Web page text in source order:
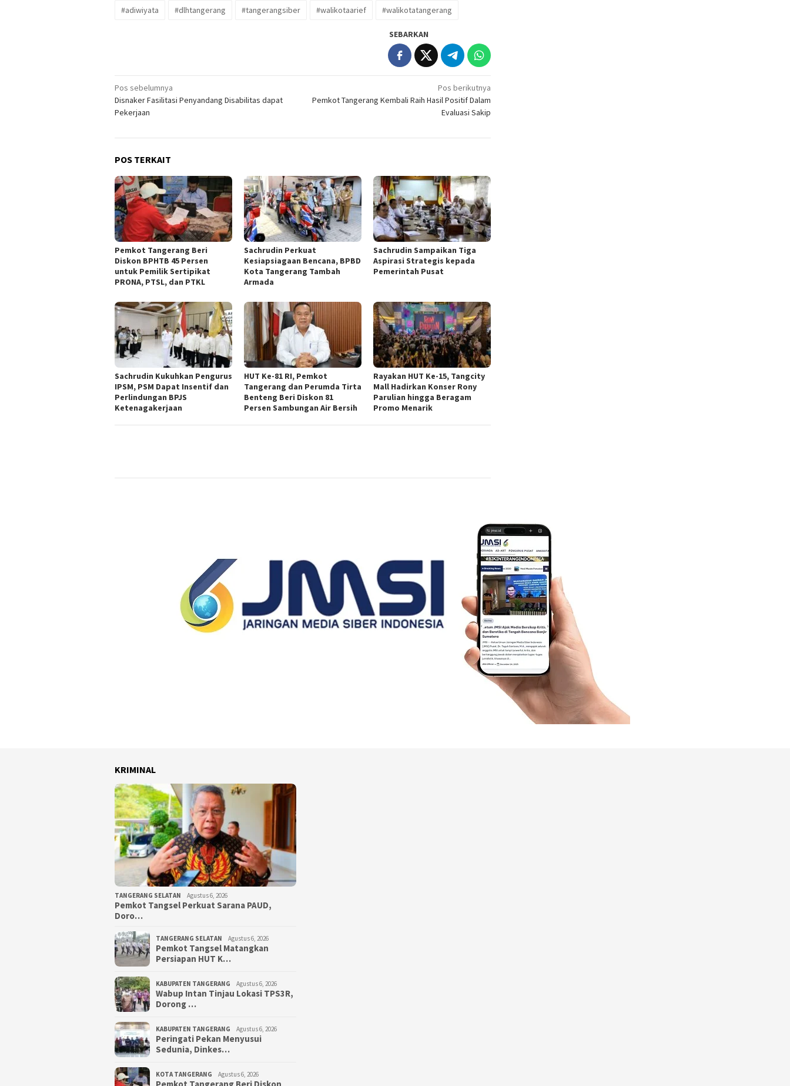
#adiwiyata #dlhtangerang #tangerangsiber #walikotaarief #walikotatangerang
SEBARKAN
Navigasi
pos
Pos sebelumnya
Disnaker Fasilitasi Penyandang Disabilitas dapat
Pekerjaan
Pos berikutnya
Pemkot Tangerang Kembali Raih Hasil Positif Dalam
Evaluasi Sakip
POS TERKAIT
Pemkot Tangerang Beri
Diskon BPHTB 45 Persen
untuk Pemilik Sertipikat
PRONA, PTSL, dan PTKL
Sachrudin Perkuat
Kesiapsiagaan Bencana, BPBD
Kota Tangerang Tambah
Armada
Sachrudin Sampaikan Tiga
Aspirasi Strategis kepada
Pemerintah Pusat
Sachrudin Kukuhkan Pengurus
IPSM, PSM Dapat Insentif dan
Perlindungan BPJS
Ketenagakerjaan
HUT Ke-81 RI, Pemkot
Tangerang dan Perumda Tirta
Benteng Beri Diskon 81
Persen Sambungan Air Bersih
Rayakan HUT Ke-15, Tangcity
Mall Hadirkan Konser Rony
Parulian hingga Beragam
Promo Menarik
KRIMINAL
TANGERANG SELATAN Agustus 6, 2026
Pemkot Tangsel Perkuat Sarana PAUD,
Doro…
TANGERANG SELATAN Agustus 6, 2026
Pemkot Tangsel Matangkan
Persiapan HUT K…
KABUPATEN TANGERANG Agustus 6, 2026
Wabup Intan Tinjau Lokasi TPS3R,
Dorong …
KABUPATEN TANGERANG Agustus 6, 2026
Peringati Pekan Menyusui
Sedunia, Dinkes…
KOTA TANGERANG Agustus 6, 2026